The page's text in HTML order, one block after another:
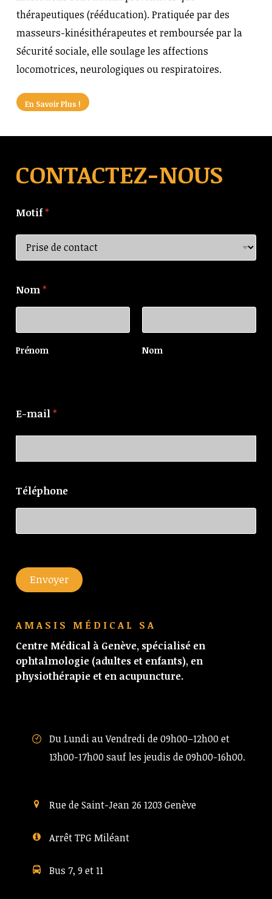
thérapeutiques (rééducation). Pratiquée par des
masseurs-kinésithérapeutes et remboursée par la
Sécurité sociale, elle soulage les affections
locomotrices, neurologiques ou respiratoires.
En Savoir Plus !
CONTACTEZ-NOUS
Motif*
Nom*
Prénom Nom
E-mail*
Téléphone
Envoyer
AMASIS MÉDICAL SA
Centre Médical à Genève, spécialisé en
ophtalmologie (adultes et enfants), en
physiothérapie et en acupuncture.
Du Lundi au Vendredi de 09h00–12h00 et
13h00-17h00 sauf les jeudis de 09h00-16h00.
Rue de Saint-Jean 26 1203 Genève
Arrêt TPG Miléant
Bus 7, 9 et 11